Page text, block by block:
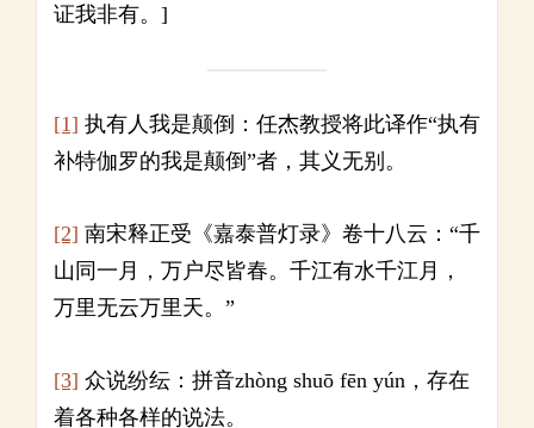
证我非有。]
[1] 执有人我是颠倒：任杰教授将此译作“执有
补特伽罗的我是颠倒”者，其义无别。
[2] 南宋释正受《嘉泰普灯录》卷十八云：“千
山同一月，万户尽皆春。千江有水千江月，
万里无云万里天。”
[3] 众说纷纭：拼音zhòng shuō fēn yún，存在
着各种各样的说法。